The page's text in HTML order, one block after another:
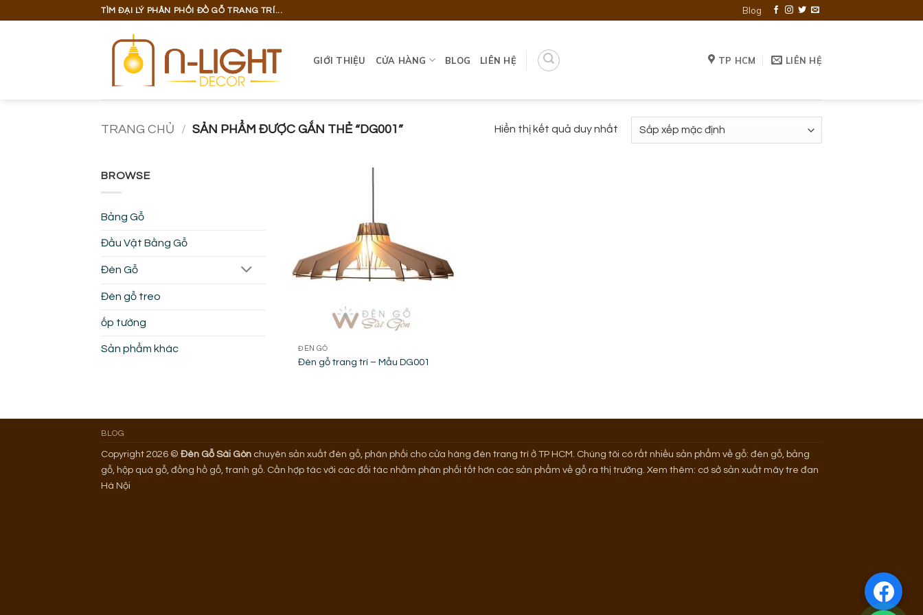
TÌM ĐẠI LÝ PHÂN PHỐI ĐỒ GỖ TRANG TRÍ... Blog
GIỚI THIỆU CỬA HÀNG BLOG LIÊN HỆ TP HCM LIÊN HỆ
TRANG CHỦ / SẢN PHẨM ĐƯỢC GẮN THẺ “DG001” Hiển thị kết quả duy nhất
BROWSE
Bảng Gỗ
Đầu Vật Bằng Gỗ
Đèn Gỗ
Đèn gỗ treo
ốp tường
Sản phẩm khác ĐÈN GỖ
Đèn gỗ trang trí – Mẫu DG001
BLOG
Copyright 2026 © Đèn Gỗ Sài Gòn chuyên sản xuất đèn gỗ, phân phối cho cửa hàng đèn trang trí ở TP HCM. Chúng tôi có rất nhiều sản phẩm về gỗ: đèn gỗ, bảng
gỗ, hộp quà gỗ, đồng hồ gỗ, tranh gỗ. Cần hợp tác với các đối tác nhằm phân phối tốt hơn các sản phẩm về gỗ ra thị trường. Xem thêm: cơ sở sản xuất mây tre đan
Hà Nội